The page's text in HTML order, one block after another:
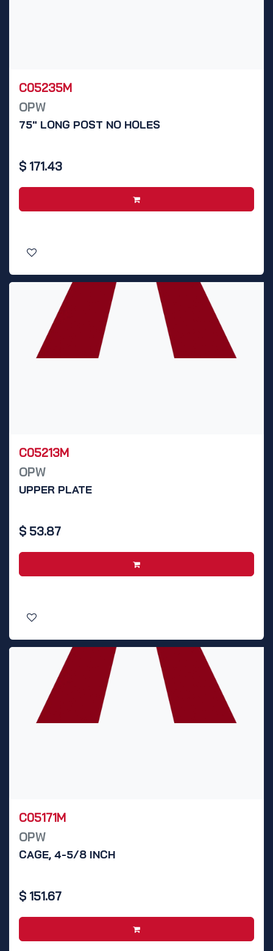
C05235M
OPW
75" LONG POST NO HOLES
$ 171.43
C05213M
OPW
UPPER PLATE
$ 53.87
C05171M
OPW
CAGE, 4-5/8 INCH
$ 151.67